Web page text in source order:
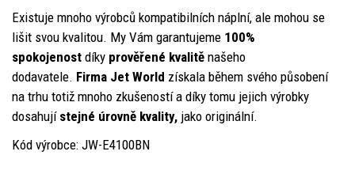
Existuje mnoho výrobců kompatibilních náplní, ale mohou se
lišit svou kvalitou. My Vám garantujeme 100%
spokojenost díky prověřené kvalitě našeho
dodavatele. Firma Jet World získala během svého působení
na trhu totiž mnoho zkušeností a díky tomu jejich výrobky
dosahují stejné úrovně kvality, jako originální.
Kód výrobce: JW-E4100BN